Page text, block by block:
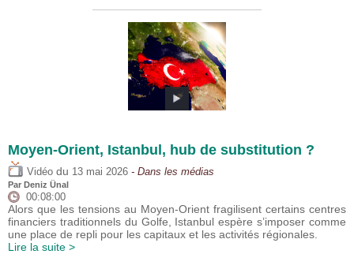
Moyen-Orient, Istanbul, hub de substitution ?
Vidéo du 13 mai 2026 - Dans les médias
Par Deniz Ünal
00:08:00
Alors que les tensions au Moyen-Orient fragilisent certains centres
financiers traditionnels du Golfe, Istanbul espère s’imposer comme
une place de repli pour les capitaux et les activités régionales.
Lire la suite >